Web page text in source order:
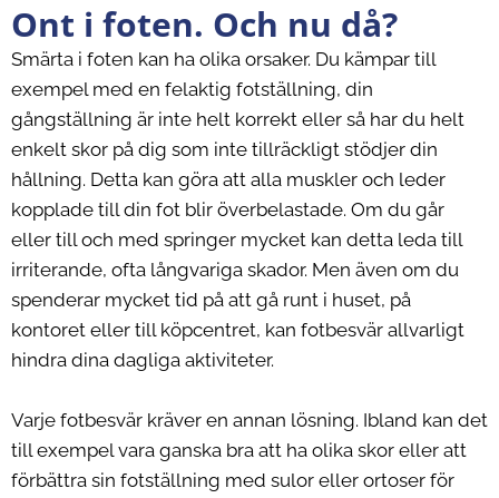
Ont i foten. Och nu då?
Smärta i foten kan ha olika orsaker. Du kämpar till
exempel med en felaktig fotställning, din
gångställning är inte helt korrekt eller så har du helt
enkelt skor på dig som inte tillräckligt stödjer din
hållning. Detta kan göra att alla muskler och leder
kopplade till din fot blir överbelastade. Om du går
eller till och med springer mycket kan detta leda till
irriterande, ofta långvariga skador. Men även om du
spenderar mycket tid på att gå runt i huset, på
kontoret eller till köpcentret, kan fotbesvär allvarligt
hindra dina dagliga aktiviteter.
Varje fotbesvär kräver en annan lösning. Ibland kan det
till exempel vara ganska bra att ha olika skor eller att
förbättra sin fotställning med sulor eller ortoser för